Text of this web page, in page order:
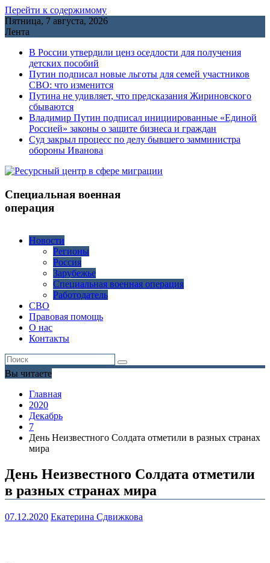
Перейти к содержимому
Пятница, 7 августа, 2026
Лента
В России утвердили ценз оседлости для получения
детских пособий
Путин подписал новые льготы для семей участников
СВО: что изменится
Путина не удивляет, что предсказания Жириновского
сбываются
Владимир Путин подписал инициированные «Единой
Россией» законы о защите бизнеса и граждан
Cуд закрыл процесс по делу бывшего замминистра
обороны Иванова
Специальная военная
операция
Новости
Регионы
Россия
Зарубежье
Специальная военная операция
Работодатель
СВО
Правовая помощь
О нас
Контакты
Вы читаете
Главная
2020
Декабрь
7
День Неизвестного Солдата отметили в разных странах
мира
День Неизвестного Солдата отметили
в разных странах мира
07.12.2020 Екатерина Сдвижкова